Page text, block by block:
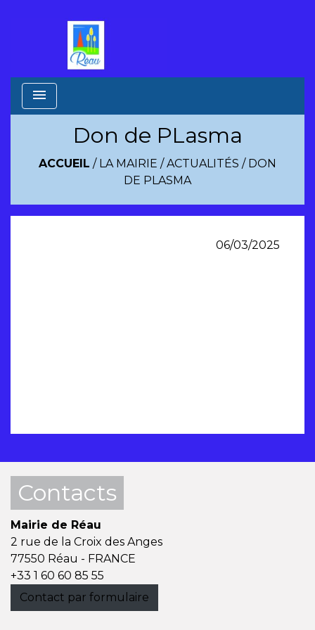
menu
Don de PLasma
ACCUEIL / LA MAIRIE /ACTUALITÉS / DON
DE PLASMA
06/03/2025
Contacts
Mairie de Réau
2 rue de la Croix des Anges
77550 Réau - FRANCE
+33 1 60 60 85 55
Contact par formulaire